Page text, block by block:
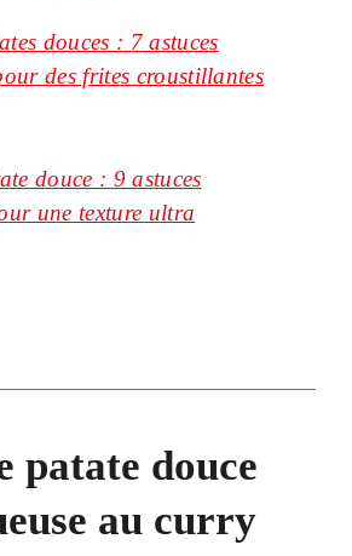
douces : 7 astuces
des frites croustillantes
douce : 9 astuces
une texture ultra
patate douce
au curry